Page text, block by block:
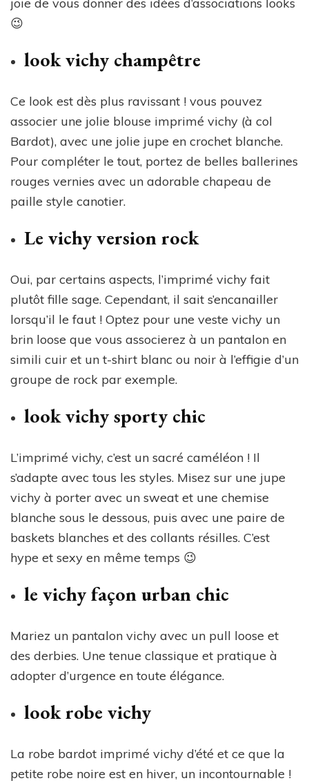
joie de vous donner des idées d’associations looks
😉
look vichy champêtre
Ce look est dès plus ravissant ! vous pouvez
associer une jolie blouse imprimé vichy (à col
Bardot), avec une jolie jupe en crochet blanche.
Pour compléter le tout, portez de belles ballerines
rouges vernies avec un adorable chapeau de
paille style canotier.
Le vichy version rock
Oui, par certains aspects, l’imprimé vichy fait
plutôt fille sage. Cependant, il sait s’encanailler
lorsqu’il le faut ! Optez pour une veste vichy un
brin loose que vous associerez à un pantalon en
simili cuir et un t-shirt blanc ou noir à l’effigie d’un
groupe de rock par exemple.
look vichy sporty chic
L’imprimé vichy, c’est un sacré caméléon ! Il
s’adapte avec tous les styles. Misez sur une jupe
vichy à porter avec un sweat et une chemise
blanche sous le dessous, puis avec une paire de
baskets blanches et des collants résilles. C’est
hype et sexy en même temps 😉
le vichy façon urban chic
Mariez un pantalon vichy avec un pull loose et
des derbies. Une tenue classique et pratique à
adopter d’urgence en toute élégance.
look robe vichy
La robe bardot imprimé vichy d’été et ce que la
petite robe noire est en hiver, un incontournable !